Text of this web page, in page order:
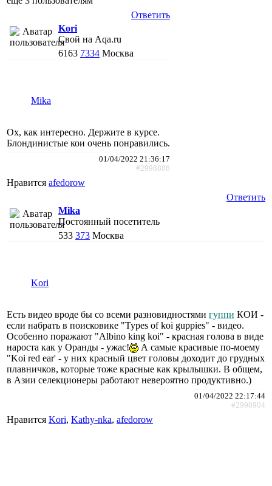
Ответить
Kori
Свой на Aqa.ru
6163 7334 Москва
Mika
Ох, как интересно. Держите в курсе.
Блондинистые кои очень понравились.
01/04/2022 21:36:17
#2998886
Нравится afedorow
Ответить
Mika
Постоянный посетитель
533 373 Москва
Kori
Есть видео вроде бы со всеми разновидностями гуппи КОИ -
если набрать в поисковике "Types of koi guppies" - видео.
Особенно поражают "Albino king koi" - красная голова в виде
нароста как у Оранды - ужас!
А самые красивые по-моему
"Koi red ear' - у них красный цвет головы доходит до грудных
плавничков, которые тоже красные как крылышки. В общем,
в Азии селекционеры работают невероятно продуктивно.)
01/04/2022 22:17:44
#2998904
Нравится Kori, Kathy-nka, afedorow